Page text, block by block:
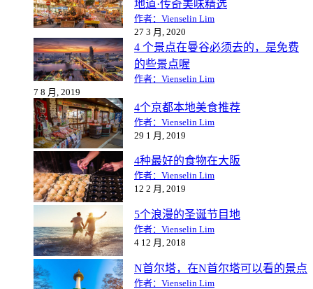
地道·传奇美味精选
作者：Vienselin Lim
27 3 月, 2020
4 个景点在曼谷必须去的，是免费
的些景点喔
作者：Vienselin Lim
7 8 月, 2019
4个京都本地美食推荐
作者：Vienselin Lim
29 1 月, 2019
4种最好的食物在大阪
作者：Vienselin Lim
12 2 月, 2019
5个浪漫的圣诞节目地
作者：Vienselin Lim
4 12 月, 2018
N首尔塔，在N首尔塔可以看的景点
作者：Vienselin Lim